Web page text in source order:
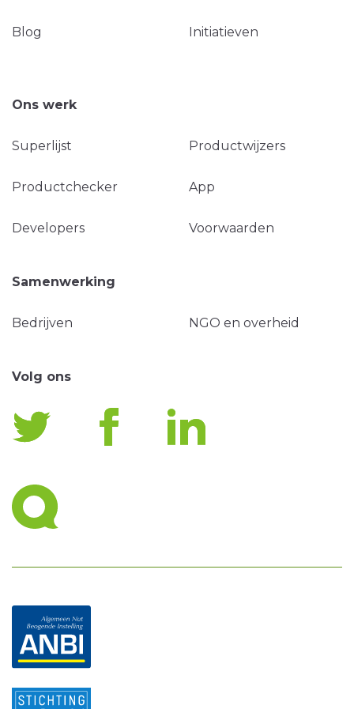
Blog Initiatieven
Ons werk
Superlijst Productwijzers
Productchecker App
Developers Voorwaarden
Samenwerking
Bedrijven NGO en overheid
Volg ons